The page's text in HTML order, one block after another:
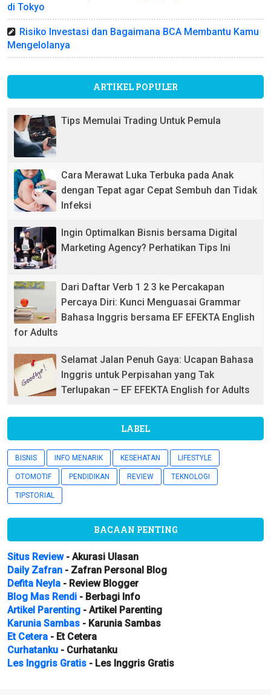
di Tokyo
Risiko Investasi dan Bagaimana BCA Membantu Kamu
Mengelolanya
ARTIKEL POPULER
Tips Memulai Trading Untuk Pemula
Cara Merawat Luka Terbuka pada Anak
dengan Tepat agar Cepat Sembuh dan Tidak
Infeksi
Ingin Optimalkan Bisnis bersama Digital
Marketing Agency? Perhatikan Tips Ini
Dari Daftar Verb 1 2 3 ke Percakapan
Percaya Diri: Kunci Menguasai Grammar
Bahasa Inggris bersama EF EFEKTA English
for Adults
Selamat Jalan Penuh Gaya: Ucapan Bahasa
Inggris untuk Perpisahan yang Tak
Terlupakan – EF EFEKTA English for Adults
LABEL
BISNIS INFO MENARIK KESEHATAN LIFESTYLE
OTOMOTIF PENDIDIKAN REVIEW TEKNOLOGI
TIPSTORIAL
BACAAN PENTING
Situs Review- Akurasi Ulasan
Daily Zafran - Zafran Personal Blog
Defita Neyla - Review Blogger
Blog Mas Rendi - Berbagi Info
Artikel Parenting - Artikel Parenting
Karunia Sambas - Karunia Sambas
Et Cetera - Et Cetera
Curhatanku - Curhatanku
Les Inggris Gratis - Les Inggris Gratis